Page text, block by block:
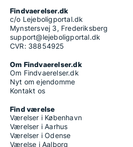
Findvaerelser.dk
c/o Lejeboligportal.dk
Mynstersvej 3, Frederiksberg
support@lejeboligportal.dk
CVR: 38854925
Om Findvaerelser.dk
Om Findvaerelser.dk
Nyt om ejendomme
Kontakt os
Find værelse
Værelser i København
Værelser i Aarhus
Værelser i Odense
Værelse i Aalborg